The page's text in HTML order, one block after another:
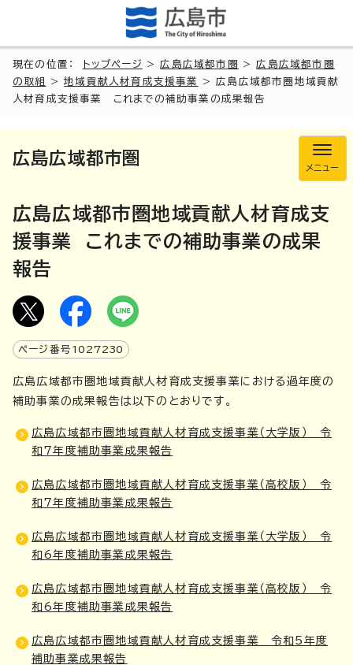
現在の位置： トップページ >広島広域都市圏 >広島広域都市圏
の取組
>地域貢献人材育成支援事業
> 広島広域都市圏地域貢献
人材育成支援事業 これまでの補助事業の成果報告
広島広域都市圏
メニュー
広島広域都市圏地域貢献人材育成支
援事業 これまでの補助事業の成果
報告
ページ番号 1027230
広島広域都市圏地域貢献人材育成支援事業における過年度の
補助事業の成果報告は以下のとおりです。
広島広域都市圏地域貢献人材育成支援事業（大学版） 令
和7年度補助事業成果報告
広島広域都市圏地域貢献人材育成支援事業（高校版） 令
和7年度補助事業成果報告
広島広域都市圏地域貢献人材育成支援事業（大学版） 令
和6年度補助事業成果報告
広島広域都市圏地域貢献人材育成支援事業（高校版） 令
和6年度補助事業成果報告
広島広域都市圏地域貢献人材育成支援事業 令和5年度
補助事業成果報告